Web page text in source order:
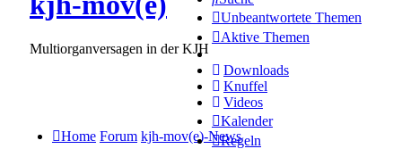
Unbeantwortete Themen
Aktive Themen
Downloads
Knuffel
Videos
Kalender
Regeln
Multiorganversagen in der KJH
Home Forum kjh-mov(e)-News